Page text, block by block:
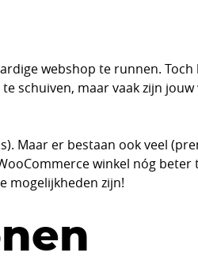
webshop te runnen.
schuiven, maar vaak zijn
Maar er bestaan ook veel
winkel nóg
mogelijkheden zijn!